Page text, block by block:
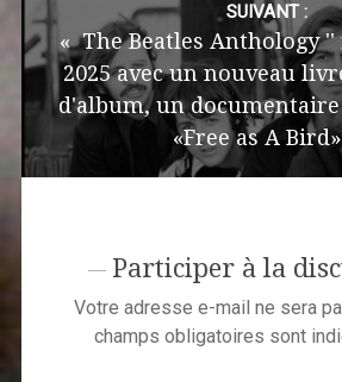
SUIVANT :
« The Beatles Anthology
2025 avec un nouveau
d'album, un
«Free as A
Participer à la
Votre adresse e-mail ne sera
champs obligatoires sont